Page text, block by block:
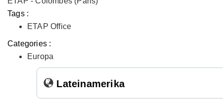
Tags :
ETAP Office
Categories :
Europa
Lateinamerika